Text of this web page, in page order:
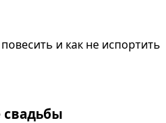
и как не испортить
свадьбы